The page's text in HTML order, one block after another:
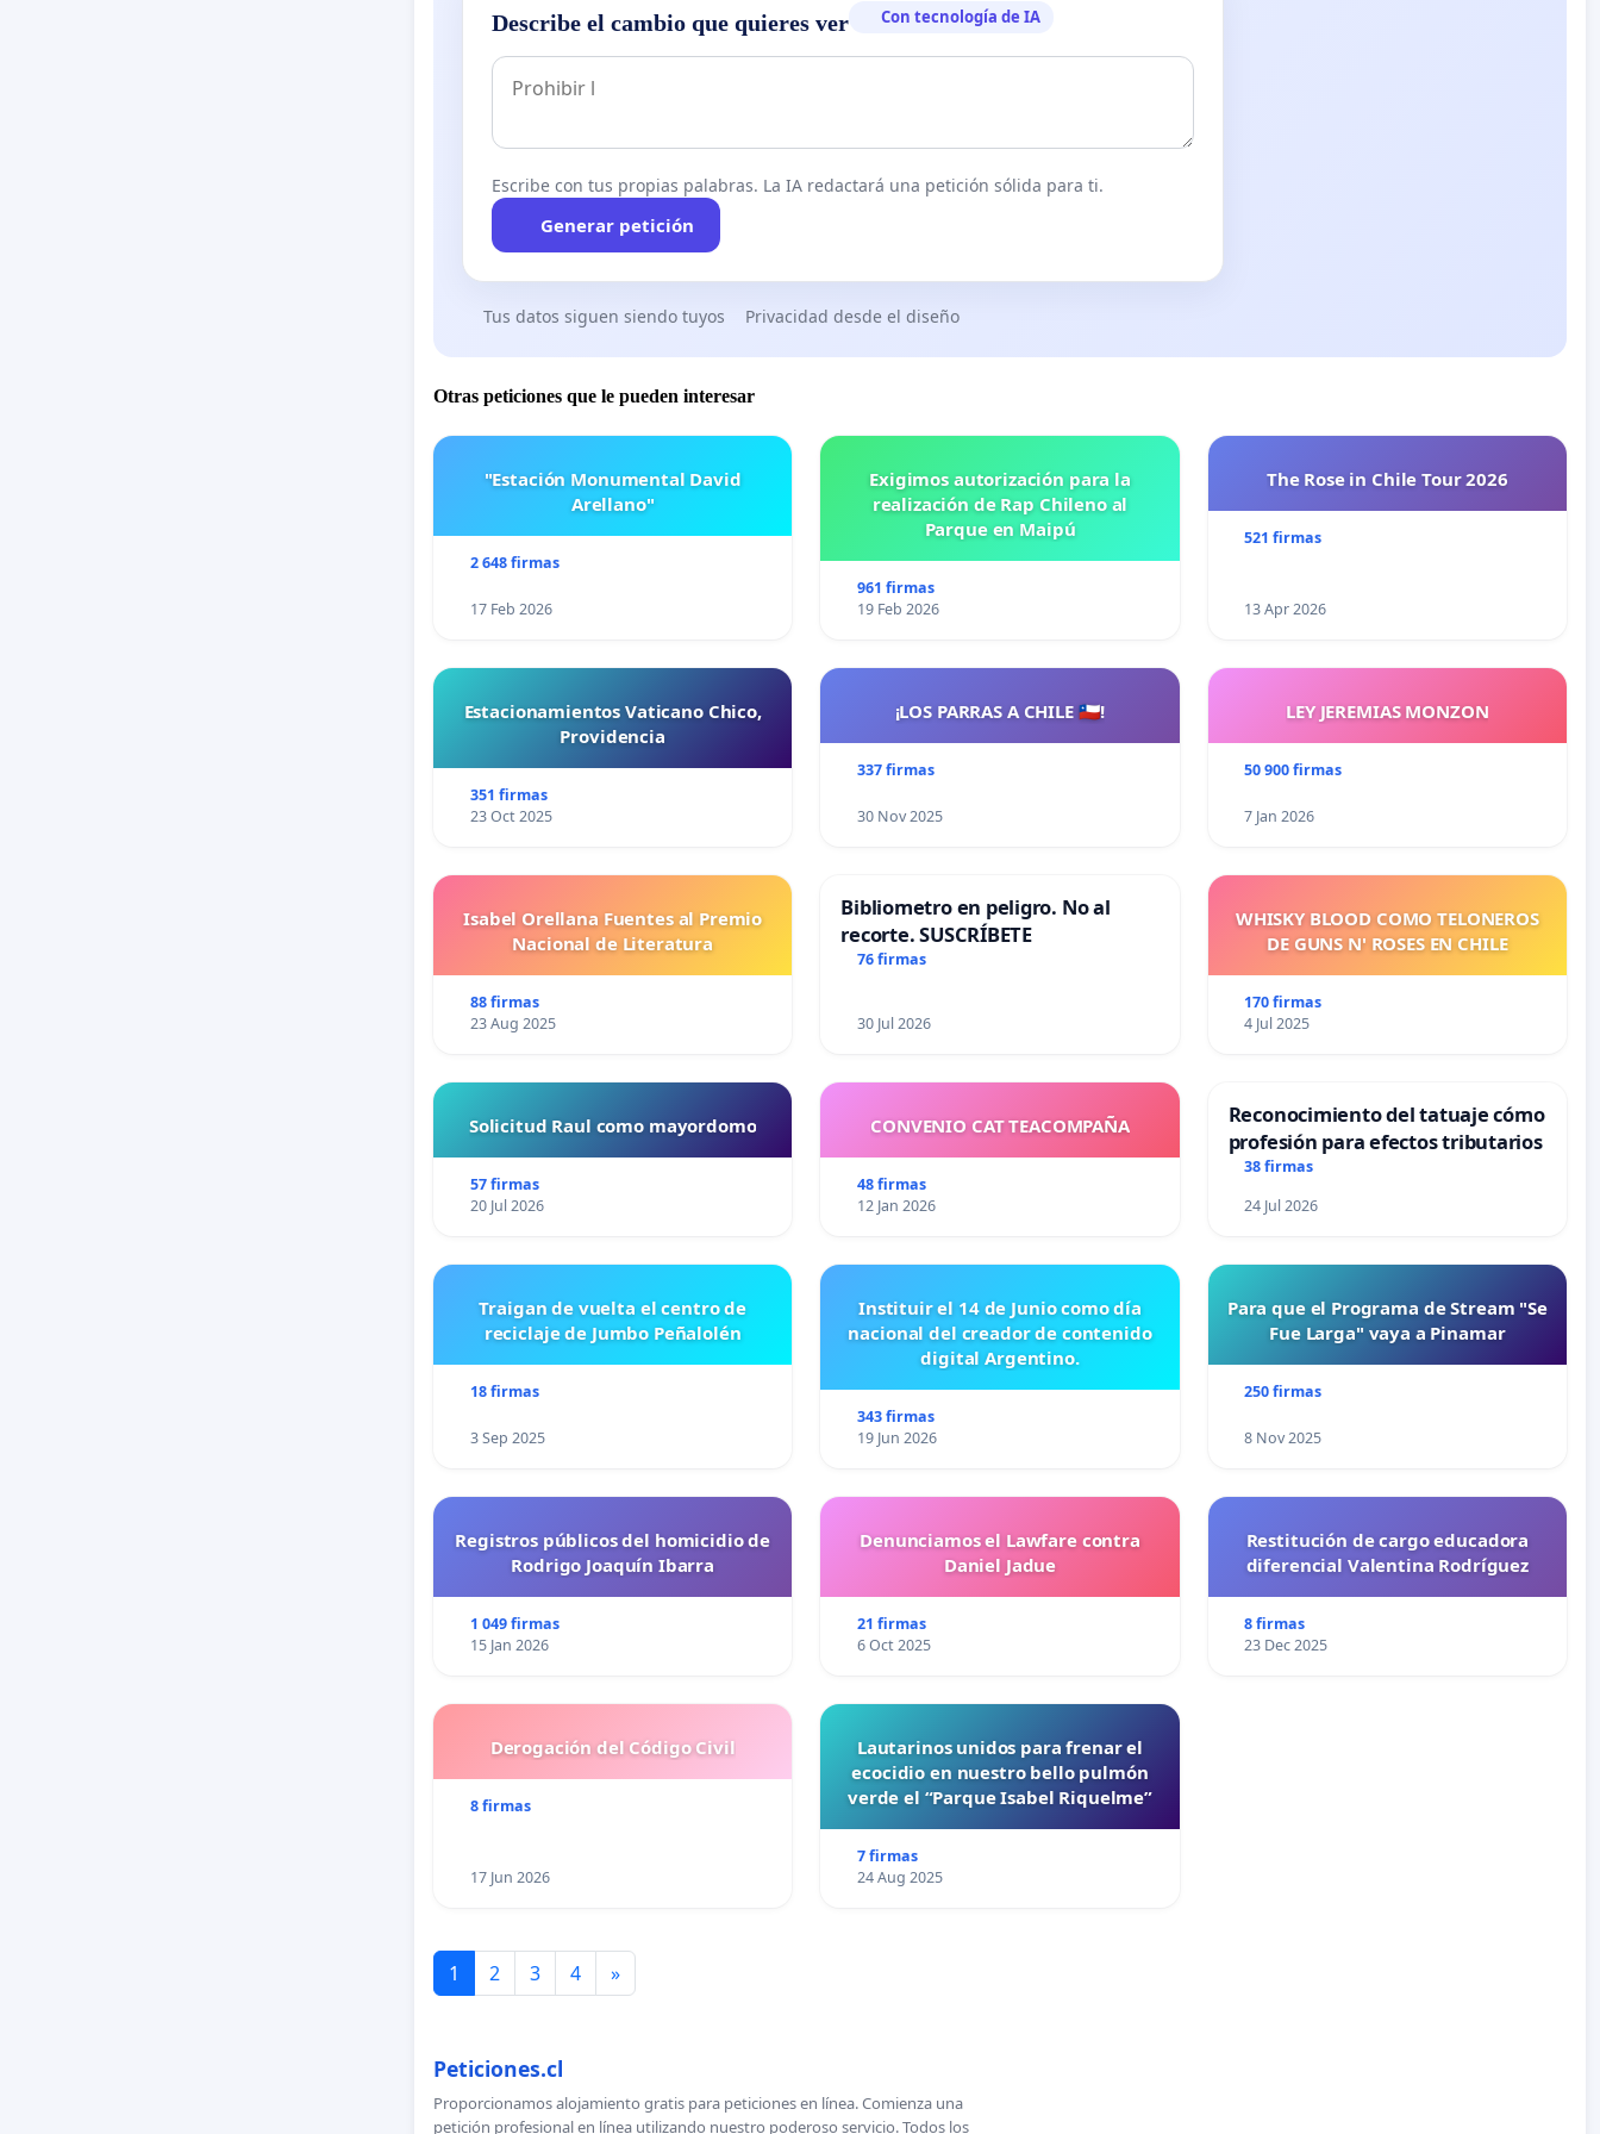
Describe el cambio que quieres ver Con tecnología de IA
Escribe con tus propias palabras. La IA redactará una petición sólida para ti.
Generar petición
Tus datos siguen siendo tuyos Privacidad desde el diseño
Otras peticiones que le pueden interesar
"Estación Monumental David
Arellano"
2 648 firmas
17 Feb 2026
Exigimos autorización para la
realización de Rap Chileno al
Parque en Maipú
961 firmas
19 Feb 2026
The Rose in Chile Tour 2026
521 firmas
13 Apr 2026
Estacionamientos Vaticano Chico,
Providencia
351 firmas
23 Oct 2025
¡LOS PARRAS A CHILE 🇨🇱!
337 firmas
30 Nov 2025
LEY JEREMIAS MONZON
50 900 firmas
7 Jan 2026
Isabel Orellana Fuentes al Premio
Nacional de Literatura
88 firmas
23 Aug 2025
Bibliometro en peligro. No al
recorte. SUSCRÍBETE
76 firmas
30 Jul 2026
WHISKY BLOOD COMO TELONEROS
DE GUNS N' ROSES EN CHILE
170 firmas
4 Jul 2025
Solicitud Raul como mayordomo
57 firmas
20 Jul 2026
CONVENIO CAT TEACOMPAÑA
48 firmas
12 Jan 2026
Reconocimiento del tatuaje cómo
profesión para efectos tributarios
38 firmas
24 Jul 2026
Traigan de vuelta el centro de
reciclaje de Jumbo Peñalolén
18 firmas
3 Sep 2025
Instituir el 14 de Junio como día
nacional del creador de contenido
digital Argentino.
343 firmas
19 Jun 2026
Para que el Programa de Stream "Se
Fue Larga" vaya a Pinamar
250 firmas
8 Nov 2025
Registros públicos del homicidio de
Rodrigo Joaquín Ibarra
1 049 firmas
15 Jan 2026
Denunciamos el Lawfare contra
Daniel Jadue
21 firmas
6 Oct 2025
Restitución de cargo educadora
diferencial Valentina Rodríguez
8 firmas
23 Dec 2025
Derogación del Código Civil
8 firmas
17 Jun 2026
Lautarinos unidos para frenar el
ecocidio en nuestro bello pulmón
verde el “Parque Isabel Riquelme”
7 firmas
24 Aug 2025
1 2 3 4 »
Peticiones.cl
Proporcionamos alojamiento gratis para peticiones en línea. Comienza una
petición profesional en línea utilizando nuestro poderoso servicio. Todos los